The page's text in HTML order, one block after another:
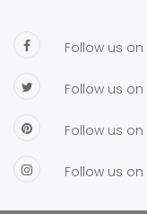
Follow us
Follow us on
Follow us on
Follow us